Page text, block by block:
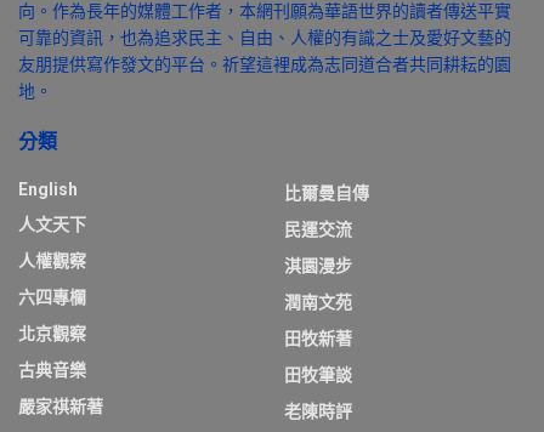
向。作為長年的媒體工作者，本網刊願為華語世界的讀者傳送平實
可靠的資訊，也為追求民主、自由、人權的有識之士及愛好文藝的
友朋提供寫作發文的平台。祈望這裡成為志同道合者共同耕耘的園
地。
分類
English
人文天下
人權觀察
六四專欄
北京觀察
古典音樂
嚴家祺新著
比爾曼自傳
民運交流
淇園漫步
潤南文苑
田牧新著
田牧筆談
老陳時評